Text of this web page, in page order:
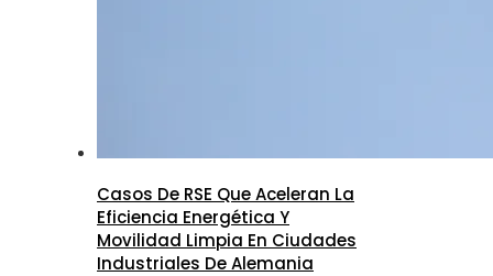
Casos De RSE Que Aceleran La
Eficiencia Energética Y
Movilidad Limpia En Ciudades
Industriales De Alemania